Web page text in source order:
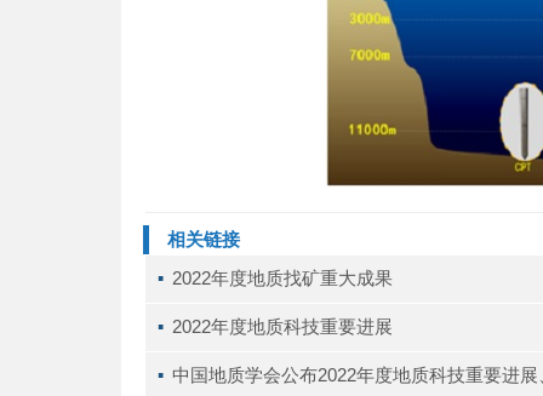
相关链接
▪ 2022年度地质找矿重大成果
▪ 2022年度地质科技重要进展
▪ 中国地质学会公布2022年度地质科技重要进